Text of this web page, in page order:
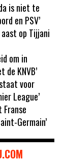
is niet te
en PSV’
op Tijjani
om in
KNVB’
voor
League’
Franse
Germain’